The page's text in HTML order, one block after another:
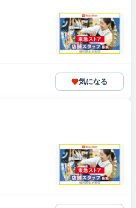
気になる